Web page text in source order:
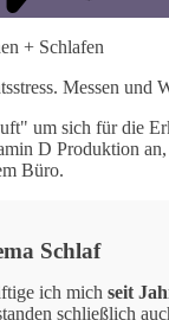
+ Schlafen
Messen
um sich für die
D Produktion
Büro.
Schlaf
ich mich seit
schließlich